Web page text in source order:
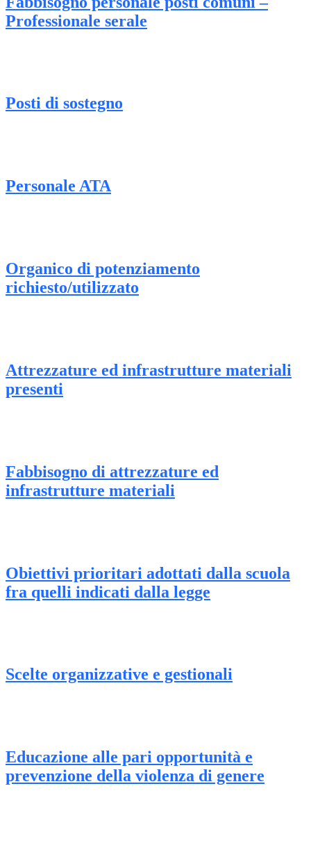
Professionale serale
Posti di sostegno
Personale ATA
Organico di potenziamento
richiesto/utilizzato
Attrezzature ed infrastrutture materiali
presenti
Fabbisogno di attrezzature ed
infrastrutture materiali
Obiettivi prioritari adottati dalla scuola
fra quelli indicati dalla legge
Scelte organizzative e gestionali
Educazione alle pari opportunità e
prevenzione della violenza di genere